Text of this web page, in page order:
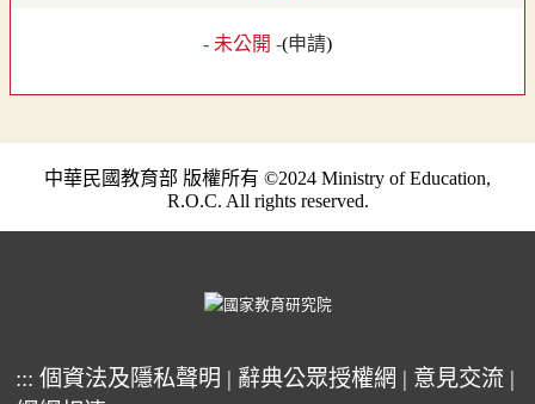
- 未公開 -(申請)
中華民國教育部 版權所有 ©2024 Ministry of Education,
R.O.C. All rights reserved.
::: 個資法及隱私聲明 | 辭典公眾授權網 | 意見交流 |